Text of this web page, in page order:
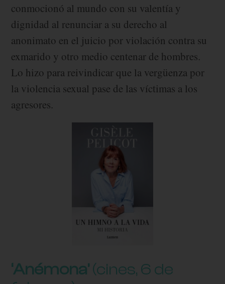
conmocionó al mundo con su valentía y
dignidad al renunciar a su derecho al
anonimato en el juicio por violación contra su
exmarido y otro medio centenar de hombres.
Lo hizo para reivindicar que la vergüenza por
la violencia sexual pase de las víctimas a los
agresores.
‘Anémona’(cines, 6 de